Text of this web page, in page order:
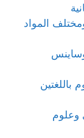
المواد
باللغتين
وعلوم